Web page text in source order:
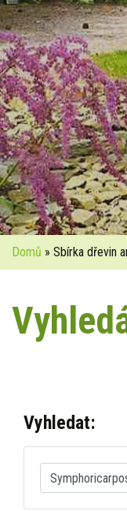
Domů » Sbírka dřevin
Vyhledat: